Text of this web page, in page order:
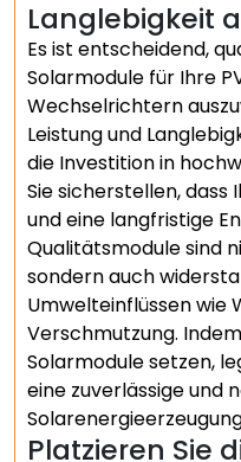
Langlebigkeit
Es ist entscheidend,
Solarmodule für Ihre
Wechselrichtern
Leistung und
die Investition in
Sie sicherstellen,
und eine langfristige
Qualitätsmodule sind
sondern auch
Umwelteinflüssen wie
Verschmutzung.
Solarmodule setzen,
eine zuverlässige und
Platzieren Sie